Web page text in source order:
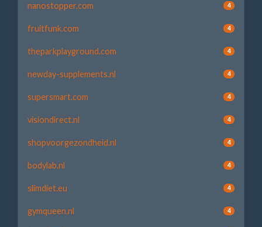
nanostopper.com 4
fruitfunk.com 4
theparkplayground.com 4
newday-supplements.nl 4
supersmart.com 4
visiondirect.nl 4
shopvoorgezondheid.nl 4
bodylab.nl 4
slimdiet.eu 4
gymqueen.nl 4